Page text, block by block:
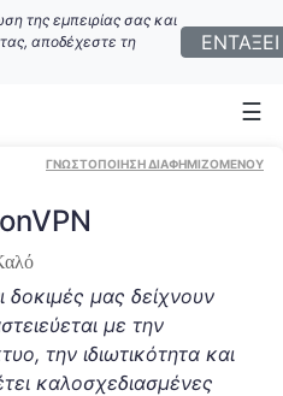
της εμπειρίας σας και
αποδέχεστε τη
ΕΝΤΑΞΕΙ
☰
ΓΝΩΣΤΟΠΟΙΗΣΗ ΔΙΑΦΗΜΙΖΟΜΕΝΟΥ
δοκιμές μας δείχνουν
με την
την ιδιωτικότητα και
καλοσχεδιασμένες